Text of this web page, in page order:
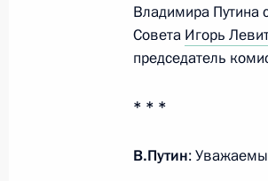
Заседание
31 января 2024 года,
18 января 2024
Владимира Путина
Совета Игорь
председатель
* * *
В.Путин: